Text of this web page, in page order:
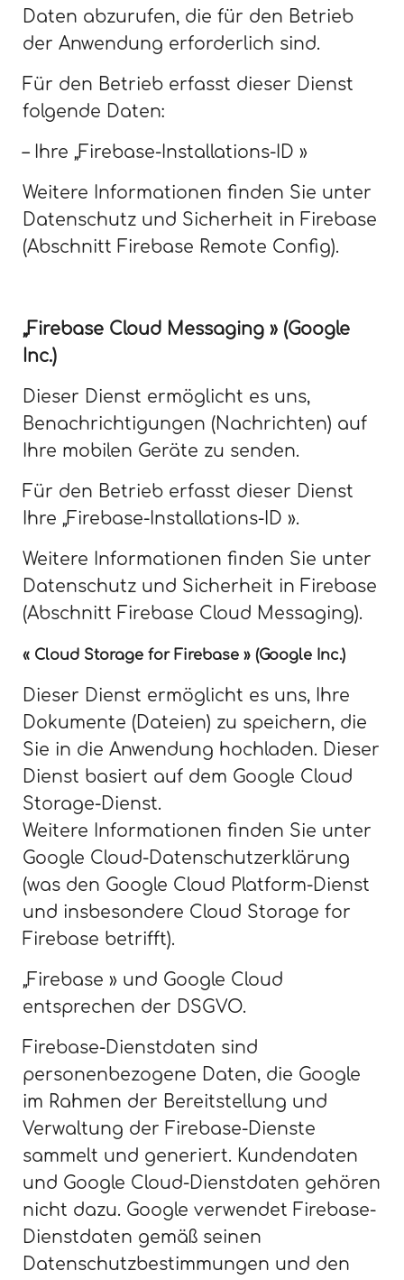
Daten abzurufen, die für den Betrieb
der Anwendung erforderlich sind.
Für den Betrieb erfasst dieser Dienst
folgende Daten:
– Ihre „Firebase-Installations-ID »
Weitere Informationen finden Sie unter
Datenschutz und Sicherheit in Firebase
(Abschnitt Firebase Remote Config).
„Firebase Cloud Messaging » (Google
Inc.)
Dieser Dienst ermöglicht es uns,
Benachrichtigungen (Nachrichten) auf
Ihre mobilen Geräte zu senden.
Für den Betrieb erfasst dieser Dienst
Ihre „Firebase-Installations-ID ».
Weitere Informationen finden Sie unter
Datenschutz und Sicherheit in Firebase
(Abschnitt Firebase Cloud Messaging).
« Cloud Storage for Firebase » (Google Inc.)
Dieser Dienst ermöglicht es uns, Ihre
Dokumente (Dateien) zu speichern, die
Sie in die Anwendung hochladen. Dieser
Dienst basiert auf dem Google Cloud
Storage-Dienst.
Weitere Informationen finden Sie unter
Google Cloud-Datenschutzerklärung
(was den Google Cloud Platform-Dienst
und insbesondere Cloud Storage for
Firebase betrifft).
„Firebase » und Google Cloud
entsprechen der DSGVO.
Firebase-Dienstdaten sind
personenbezogene Daten, die Google
im Rahmen der Bereitstellung und
Verwaltung der Firebase-Dienste
sammelt und generiert. Kundendaten
und Google Cloud-Dienstdaten gehören
nicht dazu. Google verwendet Firebase-
Dienstdaten gemäß seinen
Datenschutzbestimmungen und den